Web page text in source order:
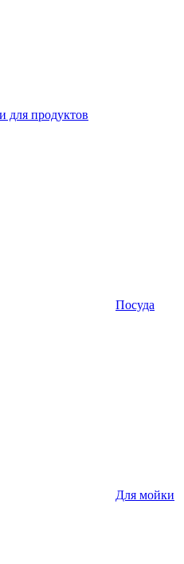
для продуктов
Посуда
Для мойки